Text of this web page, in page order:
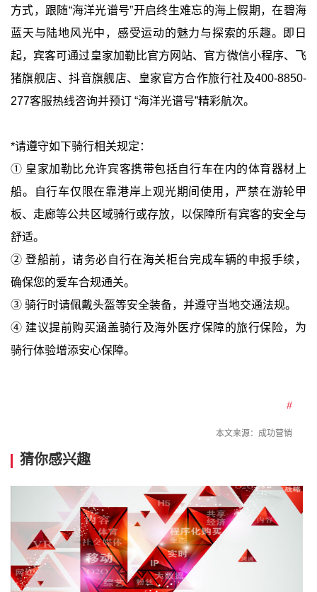
方式，跟随“海洋光谱号”开启终生难忘的海上假期，在碧海
蓝天与陆地风光中，感受运动的魅力与探索的乐趣。即日
起，宾客可通过皇家加勒比官方网站、官方微信小程序、飞
猪旗舰店、抖音旗舰店、皇家官方合作旅行社及400-8850-
277客服热线咨询并预订 “海洋光谱号”精彩航次。
*请遵守如下骑行相关规定：
① 皇家加勒比允许宾客携带包括自行车在内的体育器材上
船。自行车仅限在靠港岸上观光期间使用，严禁在游轮甲
板、走廊等公共区域骑行或存放，以保障所有宾客的安全与
舒适。
② 登船前，请务必自行在海关柜台完成车辆的申报手续，
确保您的爱车合规通关。
③ 骑行时请佩戴头盔等安全装备，并遵守当地交通法规。
④ 建议提前购买涵盖骑行及海外医疗保障的旅行保险，为
骑行体验增添安心保障。
#
本文来源： 成功营销
猜你感兴趣